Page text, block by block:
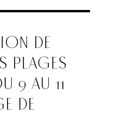
DE
PLAGES
9 AU 11
DE